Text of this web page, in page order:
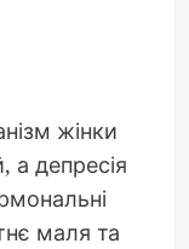
жінки
депресія
маля та